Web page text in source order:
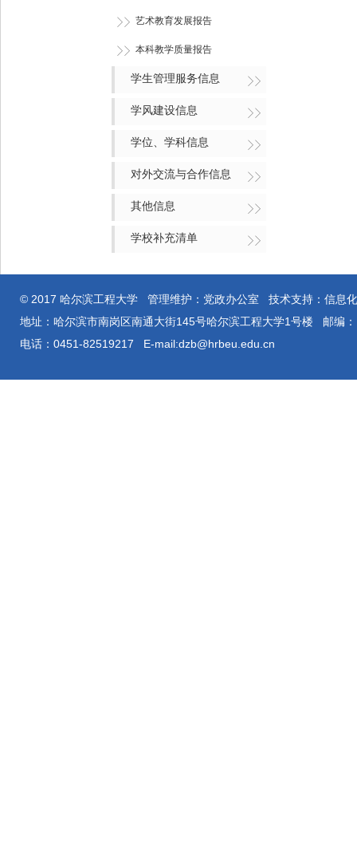
艺术教育发展报告
本科教学质量报告
学生管理服务信息
学风建设信息
学位、学科信息
对外交流与合作信息
其他信息
学校补充清单
© 2017 哈尔滨工程大学 管理维护：党政办公室 技术支持：信息
地址：哈尔滨市南岗区南通大街145号哈尔滨工程大学1号楼 邮编
电话：0451-82519217 E-mail:dzb@hrbeu.edu.cn